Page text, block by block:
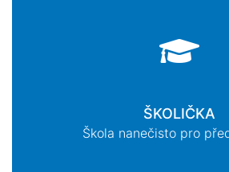
ŠKOLIČKA
Škola nanečisto pro